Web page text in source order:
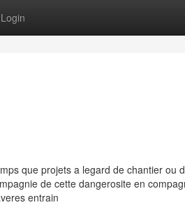
Login
que projets a legard de chantier ou
de cette dangerosite en
entrain